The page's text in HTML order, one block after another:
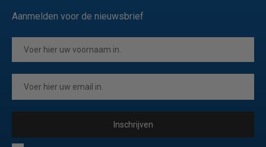
Aanmelden voor de nieuwsbrief
Inschrijven